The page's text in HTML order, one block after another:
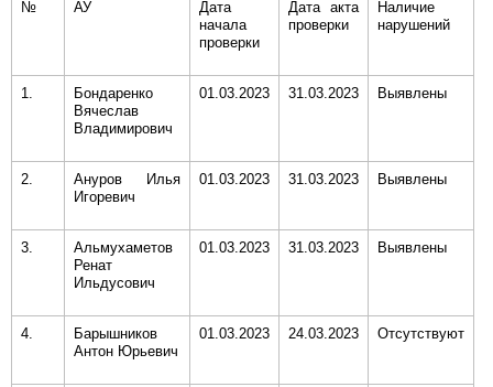
№ АУ
Дата
начала
проверки
Дата акта
проверки
Наличие
нарушений
1.
Бондаренко
Вячеслав
Владимирович
01.03.2023 31.03.2023 Выявлены
2.
Ануров Илья
Игоревич
01.03.2023 31.03.2023 Выявлены
3.
Альмухаметов
Ренат
Ильдусович
01.03.2023 31.03.2023 Выявлены
4.
Барышников
Антон Юрьевич
01.03.2023 24.03.2023 Отсутствуют